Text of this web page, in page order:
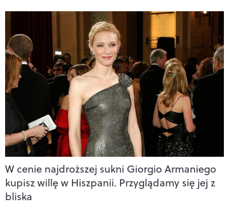
W cenie najdroższej sukni Giorgio Armaniego
kupisz willę w Hiszpanii. Przyglądamy się jej z
bliska